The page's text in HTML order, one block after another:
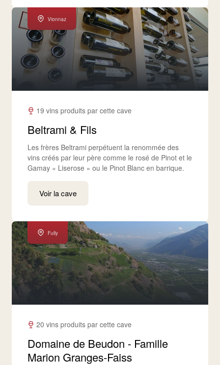
Vionnaz
19 vins produits par cette cave
Beltrami & Fils
Les frères Beltrami perpétuent la renommée des
vins créés par leur père comme le rosé de Pinot et le
Gamay « Liserose » ou le Pinot Blanc en barrique.
Voir la cave
Fully
20 vins produits par cette cave
Domaine de Beudon - Famille
Marion Granges-Faiss